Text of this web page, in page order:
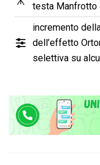
testa Manfrotto
incremento
dell’effetto
selettiva su